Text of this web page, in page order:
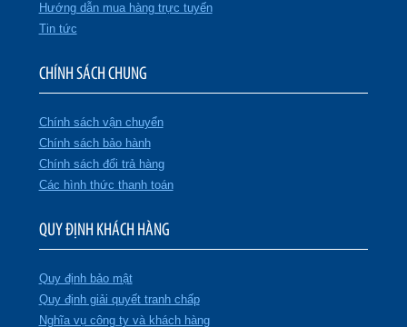
Hướng dẫn mua hàng trực tuyến
Tin tức
CHÍNH SÁCH CHUNG
Chính sách vận chuyển
Chính sách bảo hành
Chính sách đổi trả hàng
Các hình thức thanh toán
QUY ĐỊNH KHÁCH HÀNG
Quy định bảo mật
Quy định giải quyết tranh chấp
Nghĩa vụ công ty và khách hàng